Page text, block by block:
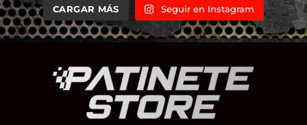
CARGAR MÁS Seguir en Instagram